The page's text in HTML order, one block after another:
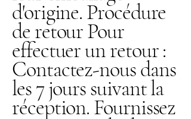
d'origine. Procédure
de retour Pour
effectuer un retour :
Contactez-nous dans
les 7 jours suivant la
réception. Fournissez